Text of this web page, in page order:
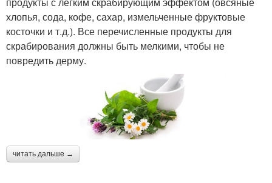
хлопья, сода, кофе, сахар, измельченные фруктовые
косточки и т.д.). Все перечисленные продукты для
скрабирования должны быть мелкими, чтобы не
повредить дерму.
читать дальше →